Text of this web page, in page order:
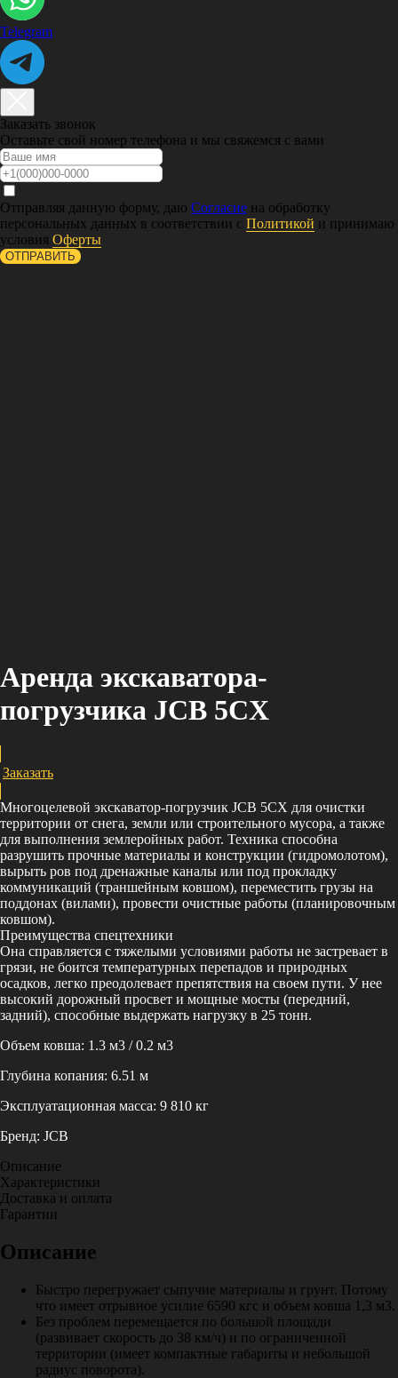
Telegram
Заказать звонок
Оставьте свой номер телефона и мы свяжемся с вами
Отправляя данную форму, даю Согласие на обработку
персональных данных в соответствии с Политикой и принимаю
условия Оферты
ОТПРАВИТЬ
Аренда экскаватора-
погрузчика JCB 5CX
Заказать
Многоцелевой экскаватор-погрузчик JCB 5CX для очистки
территории от снега, земли или строительного мусора, а также
для выполнения землеройных работ. Техника способна
разрушить прочные материалы и конструкции (гидромолотом),
вырыть ров под дренажные каналы или под прокладку
коммуникаций (траншейным ковшом), переместить грузы на
поддонах (вилами), провести очистные работы (планировочным
ковшом).
Преимущества спецтехники
Она справляется с тяжелыми условиями работы не застревает в
грязи, не боится температурных перепадов и природных
осадков, легко преодолевает препятствия на своем пути. У нее
высокий дорожный просвет и мощные мосты (передний,
задний), способные выдержать нагрузку в 25 тонн.
Объем ковша: 1.3 м3 / 0.2 м3
Глубина копания: 6.51 м
Эксплуатационная масса: 9 810 кг
Бренд: JCB
Описание
Характеристики
Доставка и оплата
Гарантии
Описание
Быстро перегружает сыпучие материалы и грунт. Потому
что имеет отрывное усилие 6590 кгс и объем ковша 1,3 м3.
Без проблем перемещается по большой площади
(развивает скорость до 38 км/ч) и по ограниченной
территории (имеет компактные габариты и небольшой
радиус поворота).